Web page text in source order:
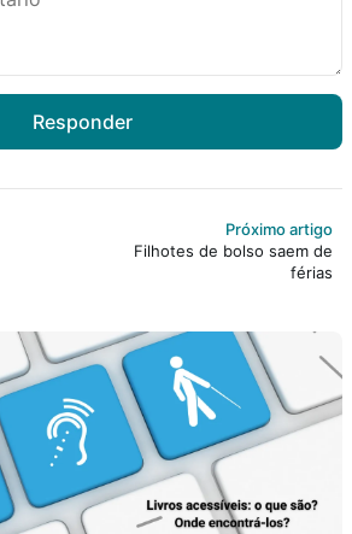
Responder
Próximo artigo
Filhotes de bolso saem de
férias